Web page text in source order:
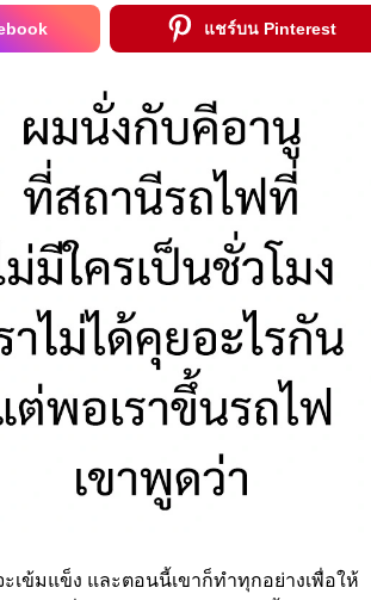
แชร์บน Pinterest
เข้มแข็ง และตอนนี้เขาก็ทำทุกอย่างเพื่อให้